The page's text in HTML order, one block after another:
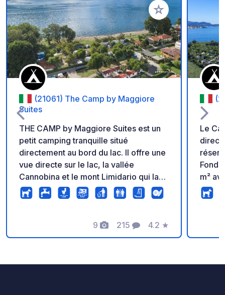
Ajouter à vos
(21061) The Camp by Maggiore
Suites
THE CAMP by Maggiore Suites est un
petit camping tranquille situé
directement au bord du lac. Il offre une
vue directe sur le lac, la vallée
Cannobina et le mont Limidario qui la
surplombe. Le ferry est facilement
accessible à pied. Les emplacements
suffisamment de place pour les tentes,
les camping-cars et les caravanes (les
9
Photos
215
Commentaires
4.2
Note
★
Le
m²
bébé,